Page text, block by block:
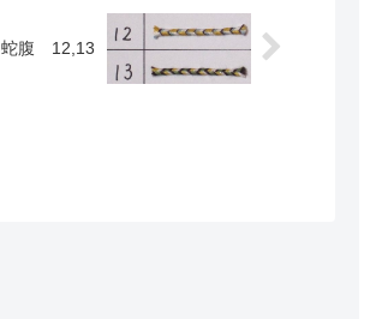
蛇腹 12,13